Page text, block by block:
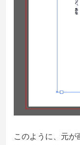
このように、元が